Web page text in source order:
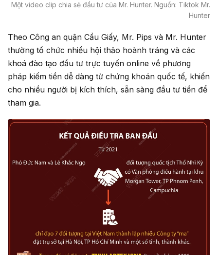
Một video clip chia sẻ đầu tư của Mr. Hunter. Nguồn: Tiktok Mr.
Hunter
Theo Công an quận Cầu Giấy, Mr. Pips và Mr. Hunter
thường tổ chức nhiều hội thảo hoành tráng và các
khoá đào tạo đầu tư trực tuyến online về phương
pháp kiếm tiền dễ dàng từ chứng khoán quốc tế, khiến
cho nhiều người bị kích thích, sẵn sàng đầu tư tiền để
tham gia.